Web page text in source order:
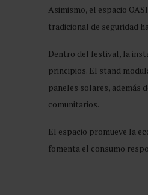
Asimismo, el espacio
tradicional de seguridad
Dentro del festival, la
principios. El stand
paneles solares, además
comunitarios.
El espacio promueve la
fomenta el consumo